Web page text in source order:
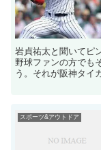
岩貞祐太と聞いてピ
野球ファンの方でも
う。それが阪神タイ
スポーツ&アウトドア